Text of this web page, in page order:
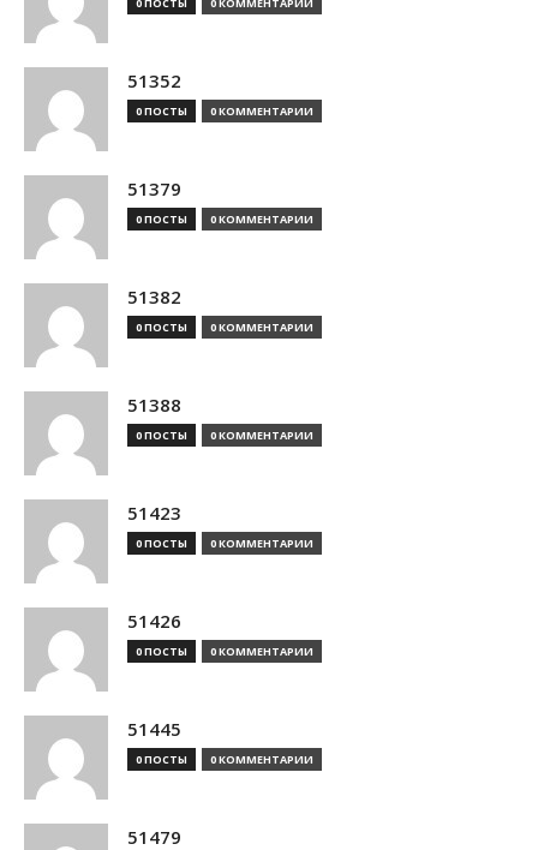
51352
0 ПОСТЫ 0 КОММЕНТАРИИ
51379
0 ПОСТЫ 0 КОММЕНТАРИИ
51382
0 ПОСТЫ 0 КОММЕНТАРИИ
51388
0 ПОСТЫ 0 КОММЕНТАРИИ
51423
0 ПОСТЫ 0 КОММЕНТАРИИ
51426
0 ПОСТЫ 0 КОММЕНТАРИИ
51445
0 ПОСТЫ 0 КОММЕНТАРИИ
51479